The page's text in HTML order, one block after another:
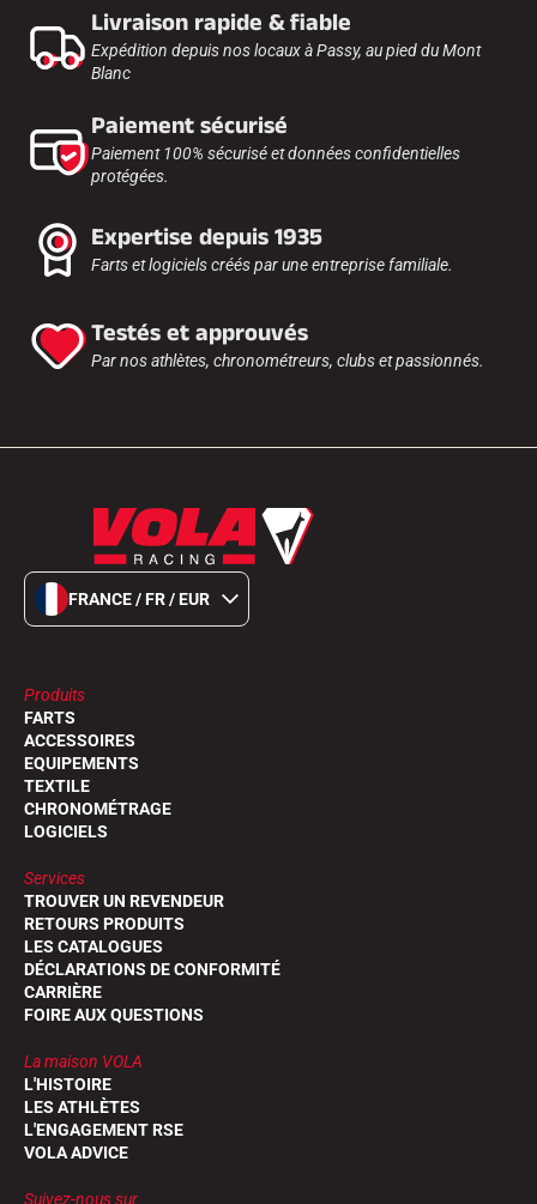
Livraison rapide & fiable
Expédition depuis nos locaux à Passy, au pied du Mont
Blanc
Paiement sécurisé
Paiement 100% sécurisé et données confidentielles
protégées.
Expertise depuis 1935
Farts et logiciels créés par une entreprise familiale.
Testés et approuvés
Par nos athlètes, chronométreurs, clubs et passionnés.
FRANCE / FR / EUR
Produits
FARTS
ACCESSOIRES
EQUIPEMENTS
TEXTILE
CHRONOMÉTRAGE
LOGICIELS
Services
TROUVER UN REVENDEUR
RETOURS PRODUITS
LES CATALOGUES
DÉCLARATIONS DE CONFORMITÉ
CARRIÈRE
FOIRE AUX QUESTIONS
La maison VOLA
L'HISTOIRE
LES ATHLÈTES
L'ENGAGEMENT RSE
VOLA ADVICE
Suivez-nous sur